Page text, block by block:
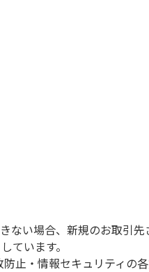
ない場合、新規のお取引先
ています。
止・情報セキュリティの